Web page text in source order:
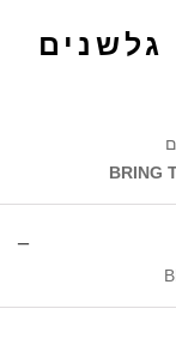
גלשנים
BRING